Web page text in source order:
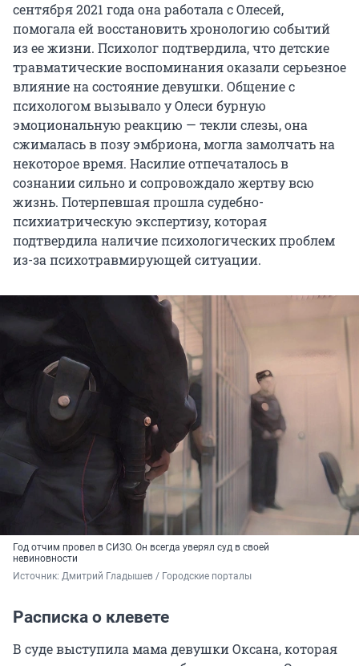
сентября 2021 года она работала с Олесей,
помогала ей восстановить хронологию событий
из ее жизни. Психолог подтвердила, что детские
травматические воспоминания оказали серьезное
влияние на состояние девушки. Общение с
психологом вызывало у Олеси бурную
эмоциональную реакцию — текли слезы, она
сжималась в позу эмбриона, могла замолчать на
некоторое время. Насилие отпечаталось в
сознании сильно и сопровождало жертву всю
жизнь. Потерпевшая прошла судебно-
психиатрическую экспертизу, которая
подтвердила наличие психологических проблем
из-за психотравмирующей ситуации.
Год отчим провел в СИЗО. Он всегда уверял суд в своей
невиновности
Источник: Дмитрий Гладышев / Городские порталы
Расписка о клевете
В суде выступила мама девушки Оксана, которая